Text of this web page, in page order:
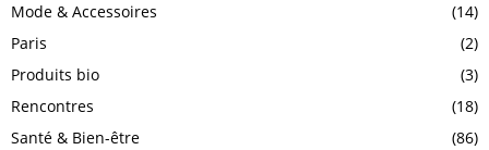
Mode & Accessoires
(14)
Paris
(2)
Produits bio
(3)
Rencontres
(18)
Santé & Bien-être
(86)